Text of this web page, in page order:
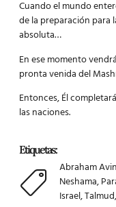
Cuando el mundo
de la preparación para
absoluta…
En ese momento
pronta venida del
Entonces, Él
las naciones.
Etiquetas:
Abraham
Neshama,
Israel,Talmud,